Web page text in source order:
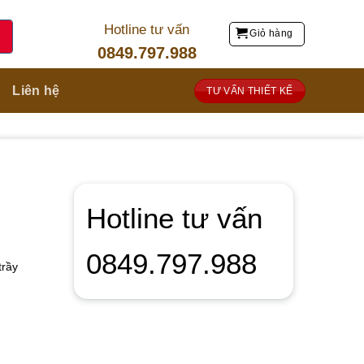
Hotline tư vấn
0849.797.988
Giỏ hàng
Liên hệ TƯ VẤN THIẾT KẾ
Hotline tư vấn
0849.797.988